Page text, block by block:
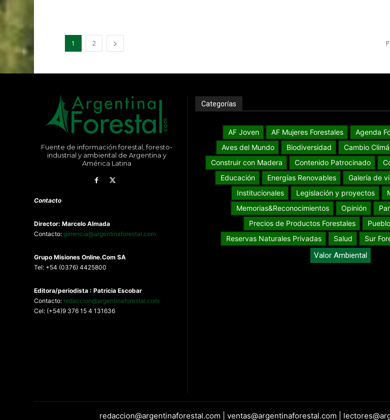
1 2
Fuente de información forestal, foresto-
industrial y ambiental de Argentina y
América Latina
Contacto
Director: Marcelo Almada
Contacto: gerencia@argentinaforestal.com
Grupo MisionesOnline.Com SA
Tel: +54 (0376) 4425800
Editora/periodista : Patricia Escobar
Contacto: redaccion@argentinaforestal.com
Cel: (+54)9 376 15 4 131636
Categorías
AF Joven AF Mujeres Forestales Agenda
Aves del Mundo
Biodiversidad Cambio
Construir con Madera
Contenido Patrocinado
Educación
Energías Renovables Galería de
Institucionales
Legislación y proyectos
Memorias&Reconocimientos
Opinión
Precios de Productos Forestales
Reservas Naturales Privadas
Salud Sur
Valor Ambiental
redaccion@argentinaforestal.com | ventas@argentinaforestal.com |